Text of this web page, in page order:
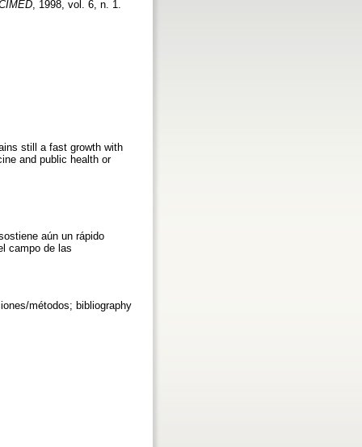
, 1998, vol. 6, n. 1.
still a fast growth with
and public health or
aún un rápido
campo de las
métodos; bibliography